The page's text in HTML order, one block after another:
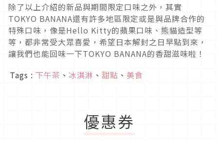
除了以上介紹的新品與期間限定口味之外，其實
TOKYO BANANA還有許多地區限定或是與品牌合作的
特殊口味，像是Hello Kitty的蘋果口味、熊貓造型等
等，都非常受大眾喜愛，希望日本解封之日早點到來，
讓我們也能回味一下TOKYO BANANA的香甜滋味啦！
Tags : 下午茶 、 冰淇淋 、 甜點 、 美食
優惠券